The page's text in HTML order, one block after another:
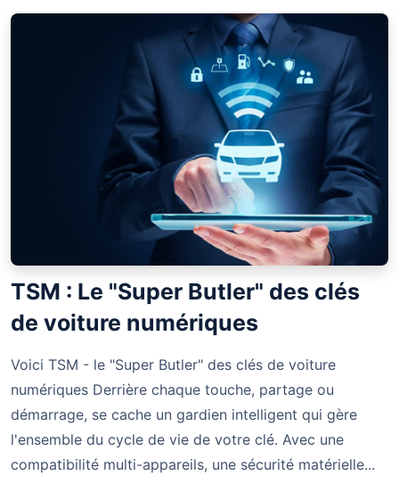
TSM : Le "Super Butler" des clés
de voiture numériques
Voici TSM - le "Super Butler" des clés de voiture
numériques Derrière chaque touche, partage ou
démarrage, se cache un gardien intelligent qui gère
l'ensemble du cycle de vie de votre clé. Avec une
compatibilité multi-appareils, une sécurité matérielle...